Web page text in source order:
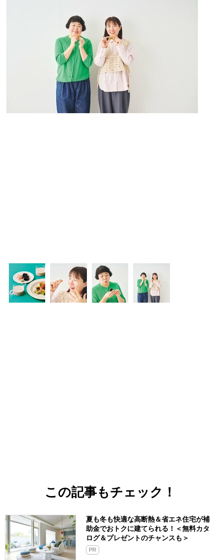
この記事もチェック！
夏も冬も快適な高断熱＆省エネ住宅が補
助金でおトクに建てられる！＜無料カタ
ログ＆プレゼントのチャンスも＞
PR